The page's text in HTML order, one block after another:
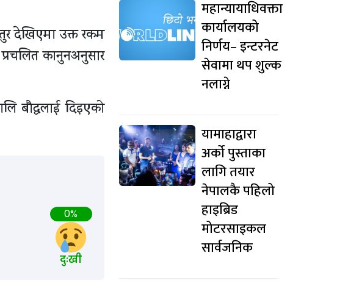
देखिएमा उक्त रकम
कानुनअनुसार
बौद्धलाई दिइएको
0%
दुःखी
महान्यायाधिवक्ता
कार्यालयको
निर्णय– इन्टरनेट
सेवामा थप शुल्क
नलाग्ने
यामाहाद्वारा
अर्को पुस्ताका
लागि तयार
नेपालकै पहिलो
हाइब्रिड
मोटरसाइकल
सार्वजनिक